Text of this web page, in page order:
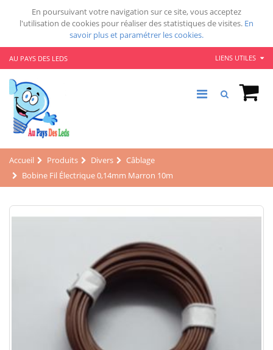
En poursuivant votre navigation sur ce site, vous acceptez
l'utilisation de cookies pour réaliser des statistiques de visites. En
savoir plus et paramétrer les cookies.
AU PAYS DES LEDS LIENS UTILES
Accueil Produits Divers
Câblage
Bobine Fil Électrique 0,14mm Marron 10m